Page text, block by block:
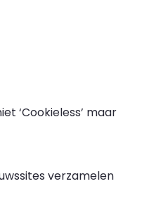
‘Cookieless’ maar
verzamelen